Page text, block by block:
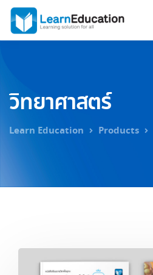
วิทยาศาสตร์
Learn Education Products